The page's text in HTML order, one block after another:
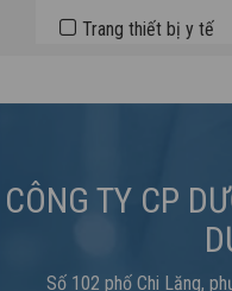
Trang thiết bị y tế
CÔNG TY CP
Số 102 phố Chi Lăng,